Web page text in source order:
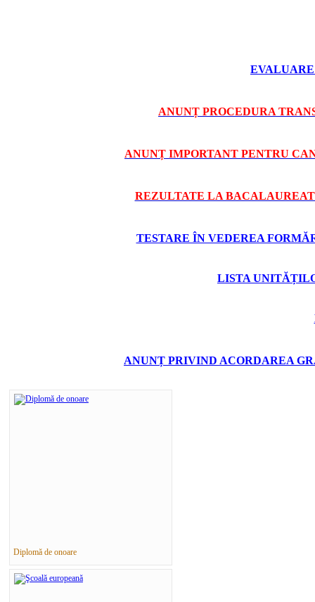
ANUNȚ PROCEDURA
ANUNȚ IMPORTANT PENTRU
REZULTATE LA
TESTARE ÎN VEDEREA
LISTA
ANUNȚ PRIVIND ACORDAREA
Diplomă de onoare